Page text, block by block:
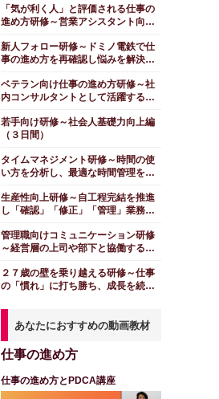
「気が利く人」と評価される仕事の
進め方研修～営業アシスタント向け
新人フォロー研修～ドミノ電鉄で仕
事の進め方を再確認し悩みを解決す
ベテラン向け仕事の進め方研修～社
内コンサルタントとして活躍する
若手向け研修～社会人基礎力向上編
（３日間）
タイムマネジメント研修～時間の使
い方を分析し、最適な時間管理を考
生産性向上研修～自工程完結を推進
し「確認」「修正」「管理」業務を
管理職向けコミュニケーション研修
～経営層の上司や部下と協働する
２７歳の壁を乗り越える研修～仕事
の「慣れ」に打ち勝ち、成長を続け
あなたにおすすめの動画教材
仕事の進め方
仕事の進め方とPDCA講座